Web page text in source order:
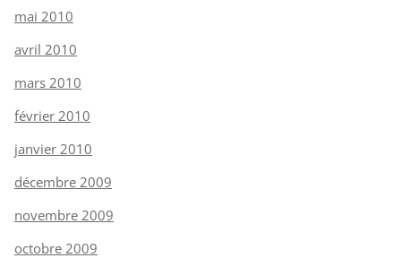
mai 2010
avril 2010
mars 2010
février 2010
janvier 2010
décembre 2009
novembre 2009
octobre 2009